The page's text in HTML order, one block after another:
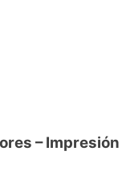
– Impresión